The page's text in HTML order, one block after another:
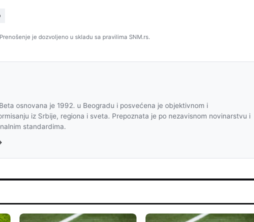
je dozvoljeno u skladu sa pravilima SNM.rs.
osnovana je 1992. u Beogradu i posvećena je objektivnom i
iz Srbije, regiona i sveta. Prepoznata je po nezavisnom novinarstvu i
standardima.